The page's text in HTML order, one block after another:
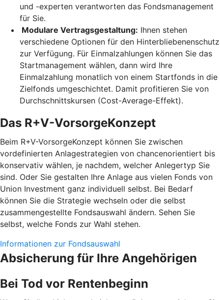
und -experten verantworten das Fondsmanagement
für Sie.
Modulare Vertragsgestaltung: Ihnen stehen
verschiedene Optionen für den Hinterbliebenenschutz
zur Verfügung. Für Einmalzahlungen können Sie das
Startmanagement wählen, dann wird Ihre
Einmalzahlung monatlich von einem Startfonds in die
Zielfonds umgeschichtet. Damit profitieren Sie von
Durchschnittskursen (Cost-Average-Effekt).
Das R+V-VorsorgeKonzept
Beim R+V-VorsorgeKonzept können Sie zwischen
vordefinierten Anlagestrategien von chancenorientiert bis
konservativ wählen, je nachdem, welcher Anlegertyp Sie
sind. Oder Sie gestalten Ihre Anlage aus vielen Fonds von
Union Investment ganz individuell selbst. Bei Bedarf
können Sie die Strategie wechseln oder die selbst
zusammengestellte Fondsauswahl ändern. Sehen Sie
selbst, welche Fonds zur Wahl stehen.
Informationen zur Fondsauswahl
Absicherung für Ihre Angehörigen
Bei Tod vor Rentenbeginn